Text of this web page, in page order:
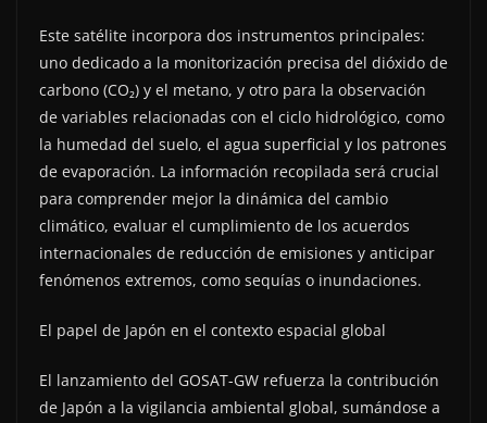
Este satélite incorpora dos instrumentos principales:
uno dedicado a la monitorización precisa del dióxido de
carbono (CO₂) y el metano, y otro para la observación
de variables relacionadas con el ciclo hidrológico, como
la humedad del suelo, el agua superficial y los patrones
de evaporación. La información recopilada será crucial
para comprender mejor la dinámica del cambio
climático, evaluar el cumplimiento de los acuerdos
internacionales de reducción de emisiones y anticipar
fenómenos extremos, como sequías o inundaciones.
El papel de Japón en el contexto espacial global
El lanzamiento del GOSAT-GW refuerza la contribución
de Japón a la vigilancia ambiental global, sumándose a